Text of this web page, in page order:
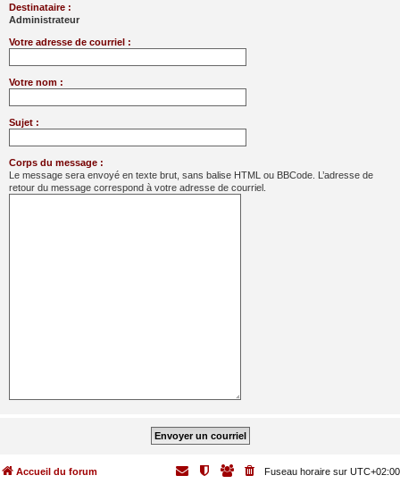
Destinataire :
Administrateur
Votre adresse de courriel :
Votre nom :
Sujet :
Corps du message :
Le message sera envoyé en texte brut, sans balise HTML ou BBCode. L’adresse de
retour du message correspond à votre adresse de courriel.
Accueil du forum Fuseau horaire sur UTC+02:00